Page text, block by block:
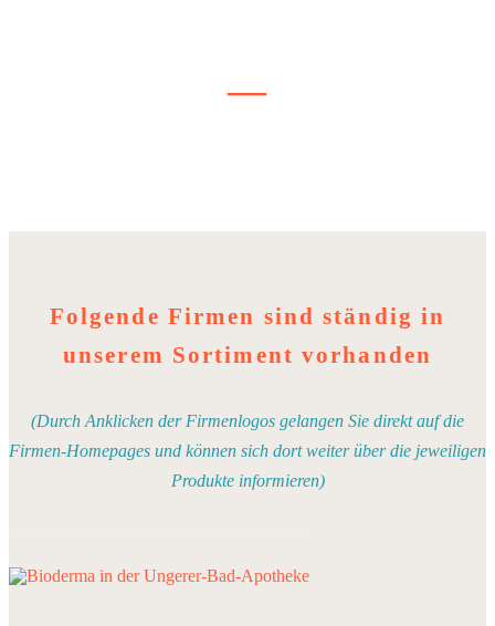
—
Folgende Firmen sind ständig in
unserem Sortiment vorhanden
(Durch Anklicken der Firmenlogos gelangen Sie direkt auf die
Firmen-Homepages und können sich dort weiter über die jeweiligen
Produkte informieren)